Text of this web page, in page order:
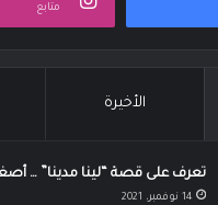
متابع
الأخيرة
تعرف على قصة “لينا مدينا” …
14 نوفمبر، 2021